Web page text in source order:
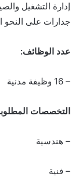
إدارة التشغيل
جدارات على النحو
عدد الوظائف:
– 16 وظيفة مدنية
التخصصات
– هندسية
– فنية